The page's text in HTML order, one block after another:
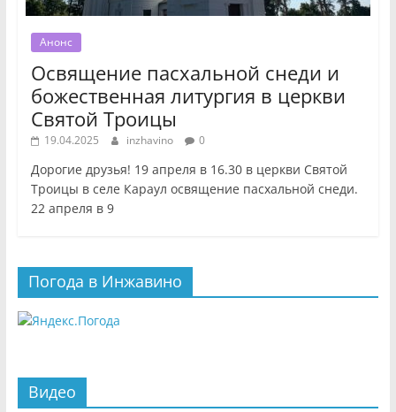
Анонс
Освящение пасхальной снеди и
божественная литургия в церкви
Святой Троицы
19.04.2025 inzhavino 0
Дорогие друзья! 19 апреля в 16.30 в церкви Святой
Троицы в селе Караул освящение пасхальной снеди.
22 апреля в 9
Погода в Инжавино
Видео